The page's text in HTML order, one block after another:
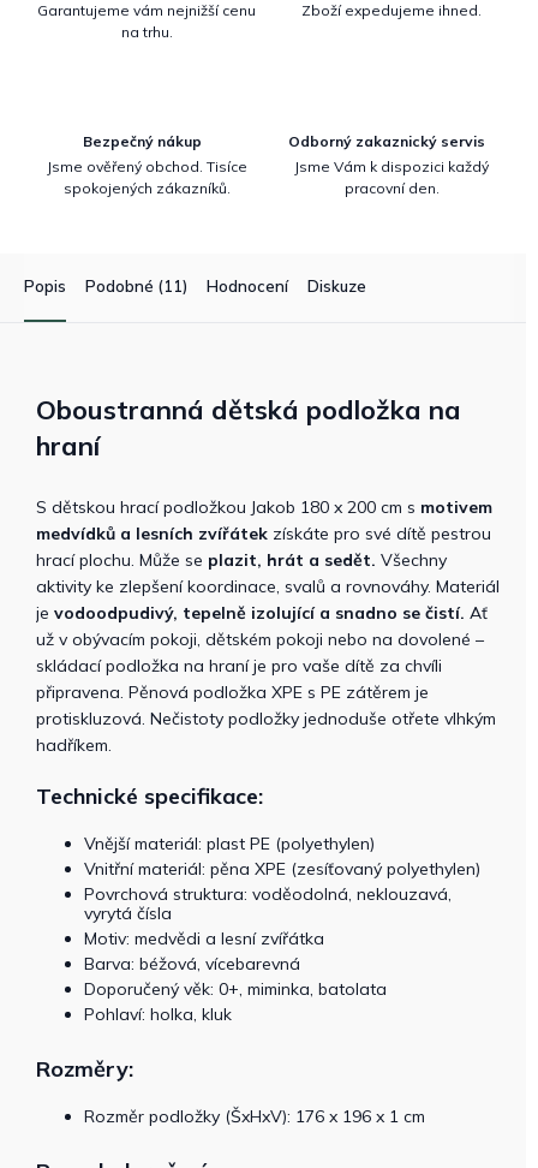
Garantujeme vám nejnižší cenu
na trhu.
Zboží expedujeme ihned.
Bezpečný nákup
Jsme ověřený obchod. Tisíce
spokojených zákazníků.
Odborný zakaznický servis
Jsme Vám k dispozici každý
pracovní den.
Popis Podobné (11) Hodnocení Diskuze
Oboustranná dětská podložka na
hraní
S dětskou hrací podložkou Jakob 180 x 200 cm s motivem
medvídků a lesních zvířátek získáte pro své dítě pestrou
hrací plochu. Může se plazit, hrát a sedět. Všechny
aktivity ke zlepšení koordinace, svalů a rovnováhy. Materiál
je vodoodpudivý, tepelně izolující a snadno se čistí. Ať
už v obývacím pokoji, dětském pokoji nebo na dovolené –
skládací podložka na hraní je pro vaše dítě za chvíli
připravena. Pěnová podložka XPE s PE zátěrem je
protiskluzová. Nečistoty podložky jednoduše otřete vlhkým
hadříkem.
Technické specifikace:
Vnější materiál: plast PE (polyethylen)
Vnitřní materiál: pěna XPE (zesíťovaný polyethylen)
Povrchová struktura: voděodolná, neklouzavá,
vyrytá čísla
Motiv: medvědi a lesní zvířátka
Barva: béžová, vícebarevná
Doporučený věk: 0+, miminka, batolata
Pohlaví: holka, kluk
Rozměry:
Rozměr podložky (ŠxHxV): 176 x 196 x 1 cm